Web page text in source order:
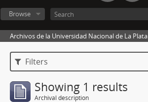
Browse
Archivos de la Universidad Nacional de La Plata
Filters
Showing 1 results
Archival description